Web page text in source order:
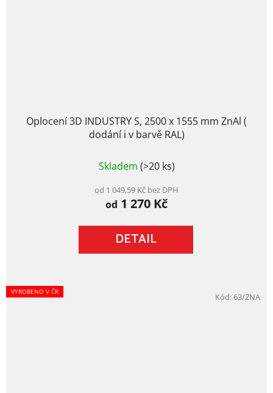
Oplocení 3D INDUSTRY S, 2500 x 1555 mm ZnAl (
dodání i v barvě RAL)
hodnocení
je
5,0
5
hvězdiček.
Skladem (>20 ks)
od 1 049,59 Kč bez DPH
od 1 270 Kč
DETAIL
VYROBENO V ČR Kód:63/ZNA